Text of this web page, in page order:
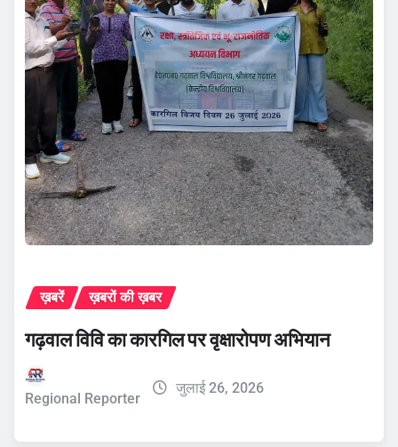
ख़बरें ख़बरों की ख़बर
गढ़वाल विवि का कारगिल पर वृक्षारोपण अभियान
Regional Reporter
जुलाई 26, 2026